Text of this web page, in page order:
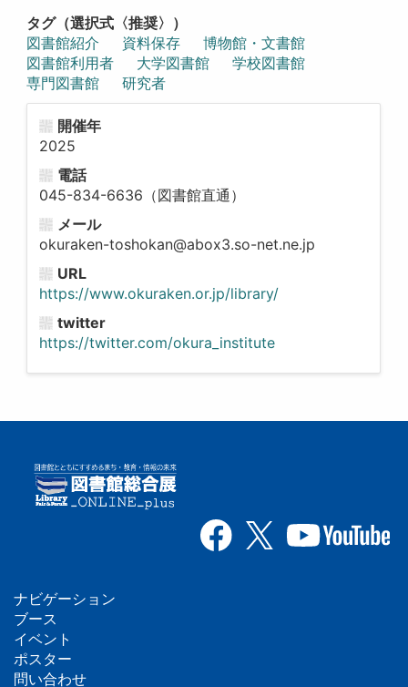
タグ（選択式〈推奨〉）
図書館紹介
資料保存
博物館・文書館
図書館利用者
大学図書館
学校図書館
専門図書館
研究者
開催年
2025
電話
045-834-6636（図書館直通）
メール
okuraken-toshokan@abox3.so-net.ne.jp
URL
https://www.okuraken.or.jp/library/
twitter
https://twitter.com/okura_institute
フ
ッ
ナビゲーション
ブース
イベント
ポスター
問い合わせ